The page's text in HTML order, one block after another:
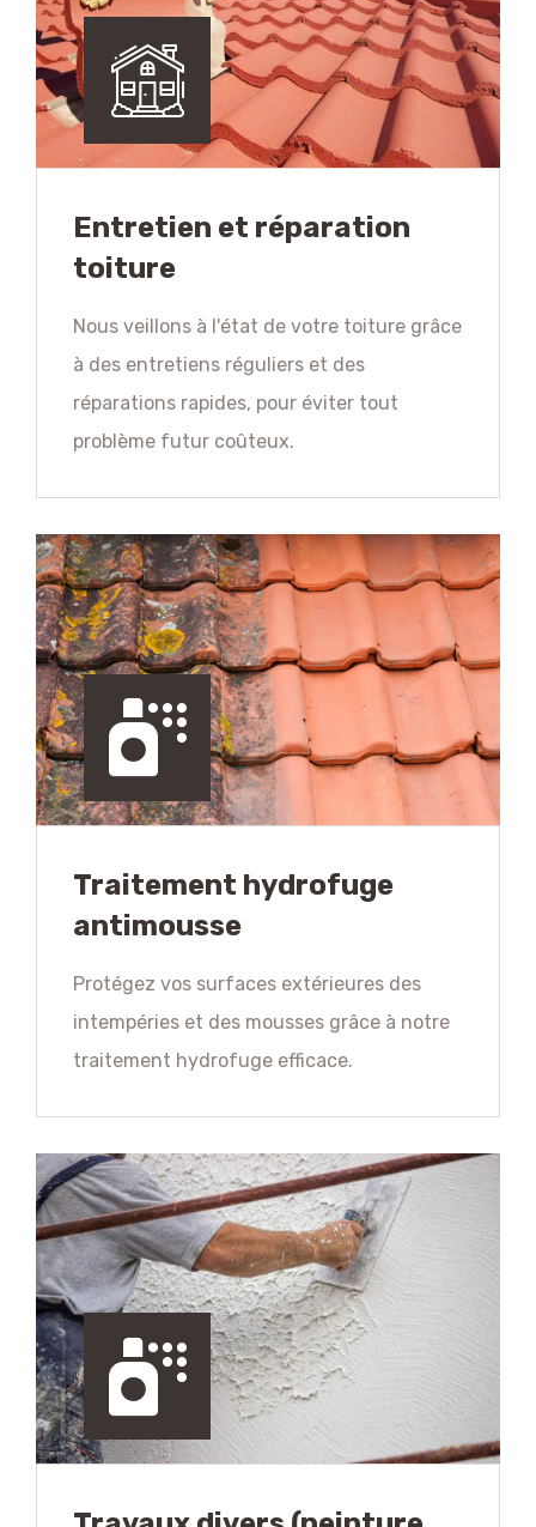
Entretien et réparation
toiture
Nous veillons à l'état de votre toiture grâce
à des entretiens réguliers et des
réparations rapides, pour éviter tout
problème futur coûteux.
Traitement hydrofuge
antimousse
Protégez vos surfaces extérieures des
intempéries et des mousses grâce à notre
traitement hydrofuge efficace.